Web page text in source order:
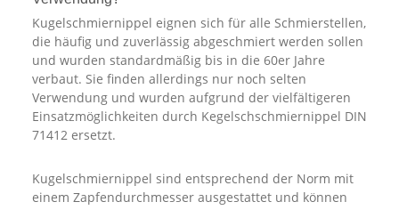
Kugelschmiernippel eignen sich für alle Schmierstellen,
die häufig und zuverlässig abgeschmiert werden sollen
und wurden standardmäßig bis in die 60er Jahre
verbaut. Sie finden allerdings nur noch selten
Verwendung und wurden aufgrund der vielfältigeren
Einsatzmöglichkeiten durch Kegelschschmiernippel DIN
71412 ersetzt.
Kugelschmiernippel sind entsprechend der Norm mit
einem Zapfendurchmesser ausgestattet und können